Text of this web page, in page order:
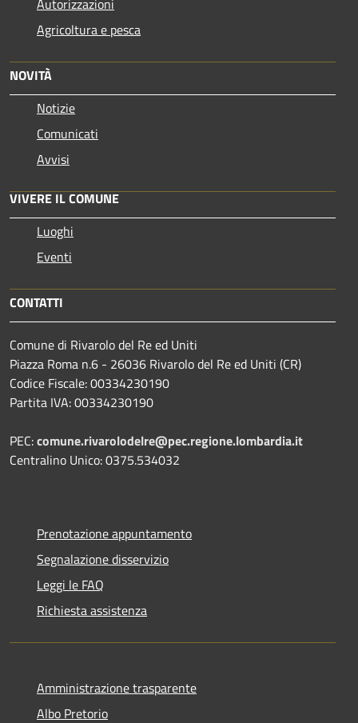
Autorizzazioni
Agricoltura e pesca
NOVITÀ
Notizie
Comunicati
Avvisi
VIVERE IL COMUNE
Luoghi
Eventi
CONTATTI
Comune di Rivarolo del Re ed Uniti
Piazza Roma n.6 - 26036 Rivarolo del Re ed Uniti (CR)
Codice Fiscale: 00334230190
Partita IVA: 00334230190
PEC:comune.rivarolodelre@pec.regione.lombardia.it
Centralino Unico: 0375.534032
Prenotazione appuntamento
Segnalazione disservizio
Leggi le FAQ
Richiesta assistenza
Amministrazione trasparente
Albo Pretorio